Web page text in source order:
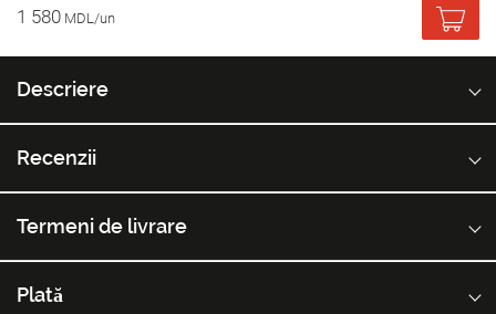
1 580 MDL/un
Descriere
Recenzii
Termeni de livrare
Plată